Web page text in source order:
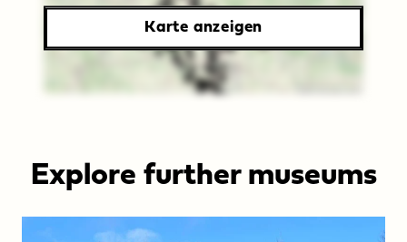
aller
Museen
im
Sachsen-
Anhalt
Karte anzeigen
Explore further museums